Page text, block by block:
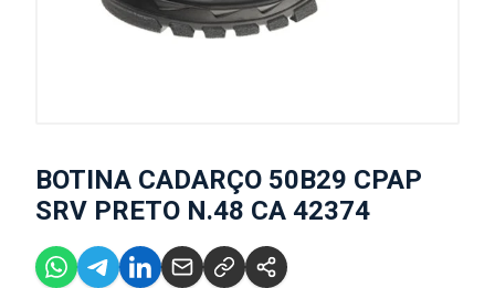
BOTINA CADARÇO 50B29 CPAP
SRV PRETO N.48 CA 42374